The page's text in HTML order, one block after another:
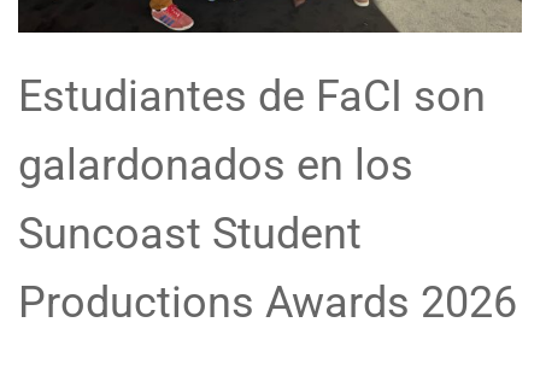
Estudiantes de FaCI son
galardonados en los
Suncoast Student
Productions Awards 2026